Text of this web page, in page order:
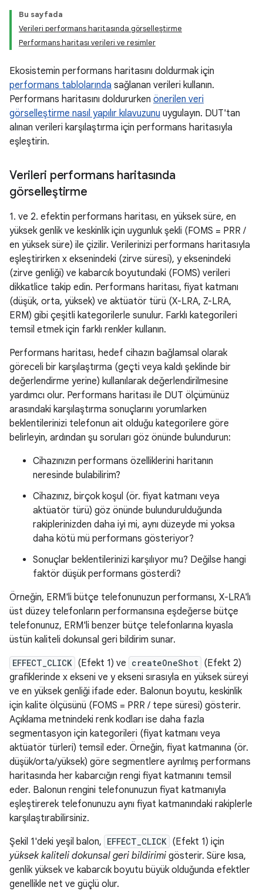
Bu sayfada
Verileri performans haritasında görselleştirme
Performans haritası verileri ve resimler
Ekosistemin performans haritasını doldurmak için
performans tablolarında sağlanan verileri kullanın.
Performans haritasını doldururken önerilen veri
görselleştirme nasıl yapılır kılavuzunu uygulayın. DUT'tan
alınan verileri karşılaştırma için performans haritasıyla
eşleştirin.
Verileri performans haritasında
görselleştirme
1. ve 2. efektin performans haritası, en yüksek süre, en
yüksek genlik ve keskinlik için uygunluk şekli (FOMS = PRR /
en yüksek süre) ile çizilir. Verilerinizi performans haritasıyla
eşleştirirken x eksenindeki (zirve süresi), y eksenindeki
(zirve genliği) ve kabarcık boyutundaki (FOMS) verileri
dikkatlice takip edin. Performans haritası, fiyat katmanı
(düşük, orta, yüksek) ve aktüatör türü (X-LRA, Z-LRA,
ERM) gibi çeşitli kategorilerle sunulur. Farklı kategorileri
temsil etmek için farklı renkler kullanın.
Performans haritası, hedef cihazın bağlamsal olarak
göreceli bir karşılaştırma (geçti veya kaldı şeklinde bir
değerlendirme yerine) kullanılarak değerlendirilmesine
yardımcı olur. Performans haritası ile DUT ölçümünüz
arasındaki karşılaştırma sonuçlarını yorumlarken
beklentilerinizi telefonun ait olduğu kategorilere göre
belirleyin, ardından şu soruları göz önünde bulundurun:
Cihazınızın performans özelliklerini haritanın
neresinde bulabilirim?
Cihazınız, birçok koşul (ör. fiyat katmanı veya
aktüatör türü) göz önünde bulundurulduğunda
rakiplerinizden daha iyi mi, aynı düzeyde mi yoksa
daha kötü mü performans gösteriyor?
Sonuçlar beklentilerinizi karşılıyor mu? Değilse hangi
faktör düşük performans gösterdi?
Örneğin, ERM'li bütçe telefonunuzun performansı, X-LRA'lı
üst düzey telefonların performansına eşdeğerse bütçe
telefonunuz, ERM'li benzer bütçe telefonlarına kıyasla
üstün kaliteli dokunsal geri bildirim sunar.
EFFECT_CLICK (Efekt 1) ve createOneShot (Efekt 2)
grafiklerinde x ekseni ve y ekseni sırasıyla en yüksek süreyi
ve en yüksek genliği ifade eder. Balonun boyutu, keskinlik
için kalite ölçüsünü (FOMS = PRR / tepe süresi) gösterir.
Açıklama metnindeki renk kodları ise daha fazla
segmentasyon için kategorileri (fiyat katmanı veya
aktüatör türleri) temsil eder. Örneğin, fiyat katmanına (ör.
düşük/orta/yüksek) göre segmentlere ayrılmış performans
haritasında her kabarcığın rengi fiyat katmanını temsil
eder. Balonun rengini telefonunuzun fiyat katmanıyla
eşleştirerek telefonunuzu aynı fiyat katmanındaki rakiplerle
karşılaştırabilirsiniz.
Şekil 1'deki yeşil balon, EFFECT_CLICK (Efekt 1) için
yüksek kaliteli dokunsal geri bildirimi gösterir. Süre kısa,
genlik yüksek ve kabarcık boyutu büyük olduğunda efektler
genellikle net ve güçlü olur.